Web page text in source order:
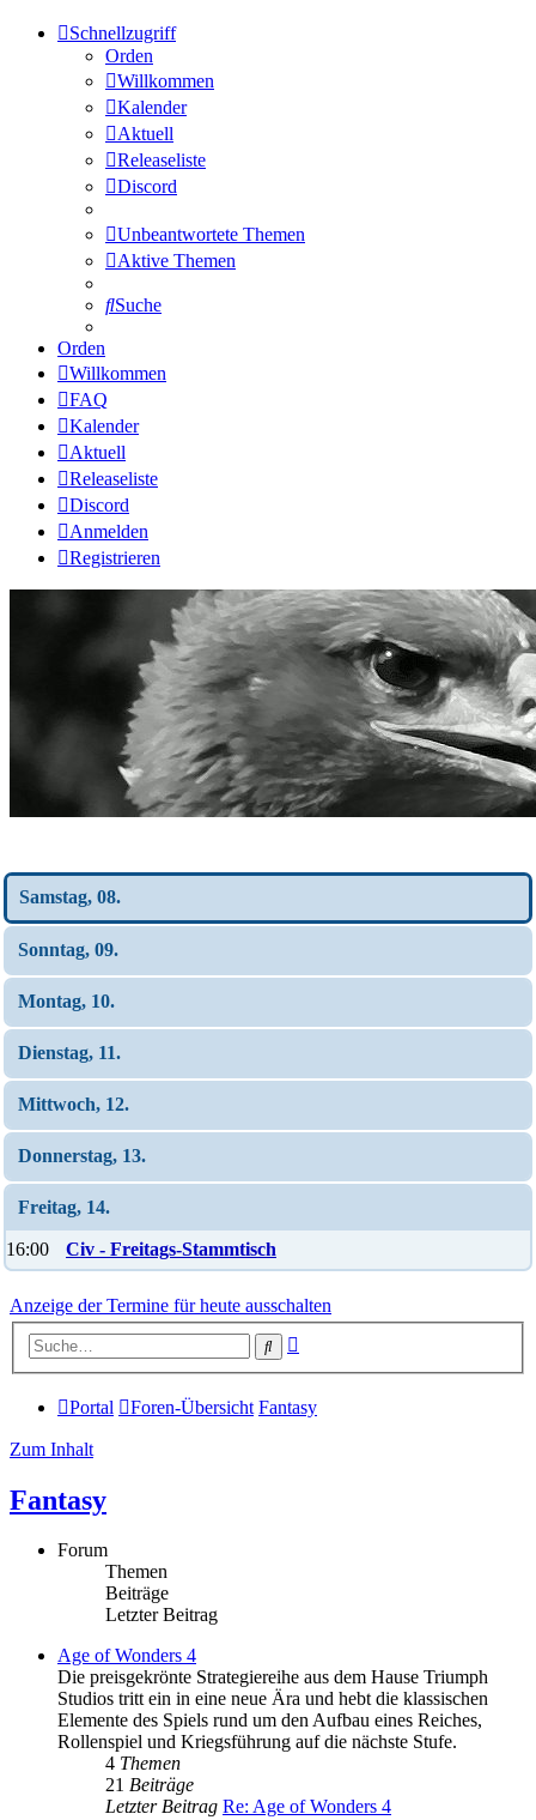
Schnellzugriff
Orden
Willkommen
Kalender
Aktuell
Releaseliste
Discord
Unbeantwortete Themen
Aktive Themen
Suche
Orden
Willkommen
FAQ
Kalender
Aktuell
Releaseliste
Discord
Anmelden
Registrieren
Samstag, 08.
Sonntag, 09.
Montag, 10.
Dienstag, 11.
Mittwoch, 12.
Donnerstag, 13.
Freitag, 14.
16:00 Civ - Freitags-Stammtisch
Anzeige der Termine für heute ausschalten
Suche
Portal Foren-Übersicht Fantasy
Zum Inhalt
Fantasy
Forum
Themen
Beiträge
Letzter Beitrag
Age of Wonders 4
Die preisgekrönte Strategiereihe aus dem Hause Triumph
Studios tritt ein in eine neue Ära und hebt die klassischen
Elemente des Spiels rund um den Aufbau eines Reiches,
Rollenspiel und Kriegsführung auf die nächste Stufe.
4 Themen
21 Beiträge
Letzter Beitrag Re: Age of Wonders 4